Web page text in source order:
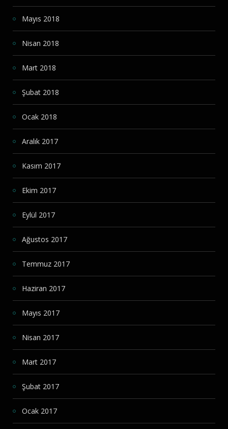
Mayıs 2018
Nisan 2018
Mart 2018
Şubat 2018
Ocak 2018
Aralık 2017
Kasım 2017
Ekim 2017
Eylül 2017
Ağustos 2017
Temmuz 2017
Haziran 2017
Mayıs 2017
Nisan 2017
Mart 2017
Şubat 2017
Ocak 2017